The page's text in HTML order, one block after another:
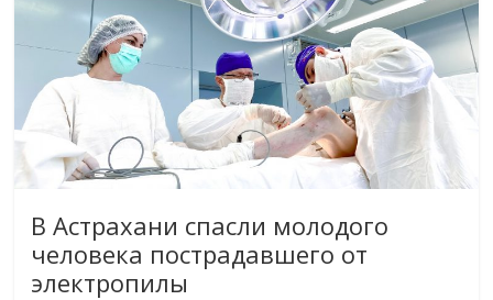
В Астрахани спасли молодого
человека пострадавшего от
электропилы